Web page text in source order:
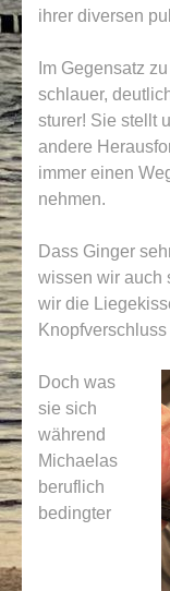
ihrer diversen
Im Gegensatz
schlauer,
sturer! Sie stellt
andere
immer einen
nehmen.
Dass Ginger
wissen wir auch
wir die
Doch was
sie sich
während
Michaelas
beruflich
bedingter